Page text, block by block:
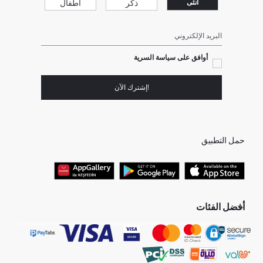
انثى ذكر أطفال
البريد الإلكتروني
أوافق على سياسة السرية
!إشترك الآن
حمل التطبيق
أفضل الفئات
جميع متاجرنا
هدايا عيد الحب
البلوفر النسائية
بلوفر رجالي
برفانات حريمى
جينز رجالي